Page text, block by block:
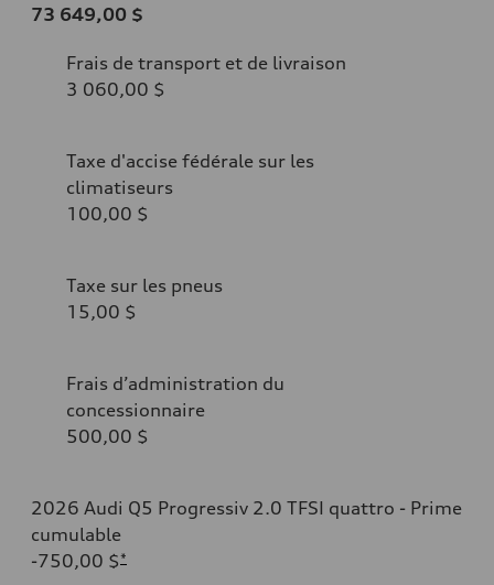
73 649,00 $
Frais de transport et de livraison
3 060,00 $
Taxe d'accise fédérale sur les
climatiseurs
100,00 $
Taxe sur les pneus
15,00 $
Frais d’administration du
concessionnaire
500,00 $
2026 Audi Q5 Progressiv 2.0 TFSI quattro - Prime
cumulable
-750,00 $*